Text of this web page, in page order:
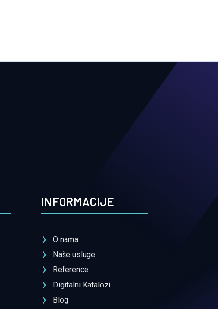
INFORMACIJE
O nama
Naše usluge
Reference
Digitalni Katalozi
Blog